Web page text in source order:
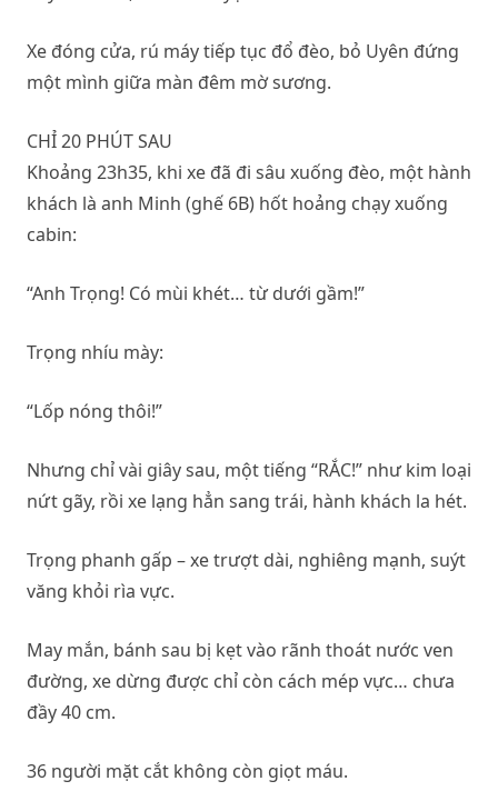
Xe đóng cửa, rú máy tiếp tục đổ đèo, bỏ Uyên đứng
một mình giữa màn đêm mờ sương.
CHỈ 20 PHÚT SAU
Khoảng 23h35, khi xe đã đi sâu xuống đèo, một hành
khách là anh Minh (ghế 6B) hốt hoảng chạy xuống
cabin:
“Anh Trọng! Có mùi khét… từ dưới gầm!”
Trọng nhíu mày:
“Lốp nóng thôi!”
Nhưng chỉ vài giây sau, một tiếng “RẮC!” như kim loại
nứt gãy, rồi xe lạng hẳn sang trái, hành khách la hét.
Trọng phanh gấp – xe trượt dài, nghiêng mạnh, suýt
văng khỏi rìa vực.
May mắn, bánh sau bị kẹt vào rãnh thoát nước ven
đường, xe dừng được chỉ còn cách mép vực… chưa
đầy 40 cm.
36 người mặt cắt không còn giọt máu.